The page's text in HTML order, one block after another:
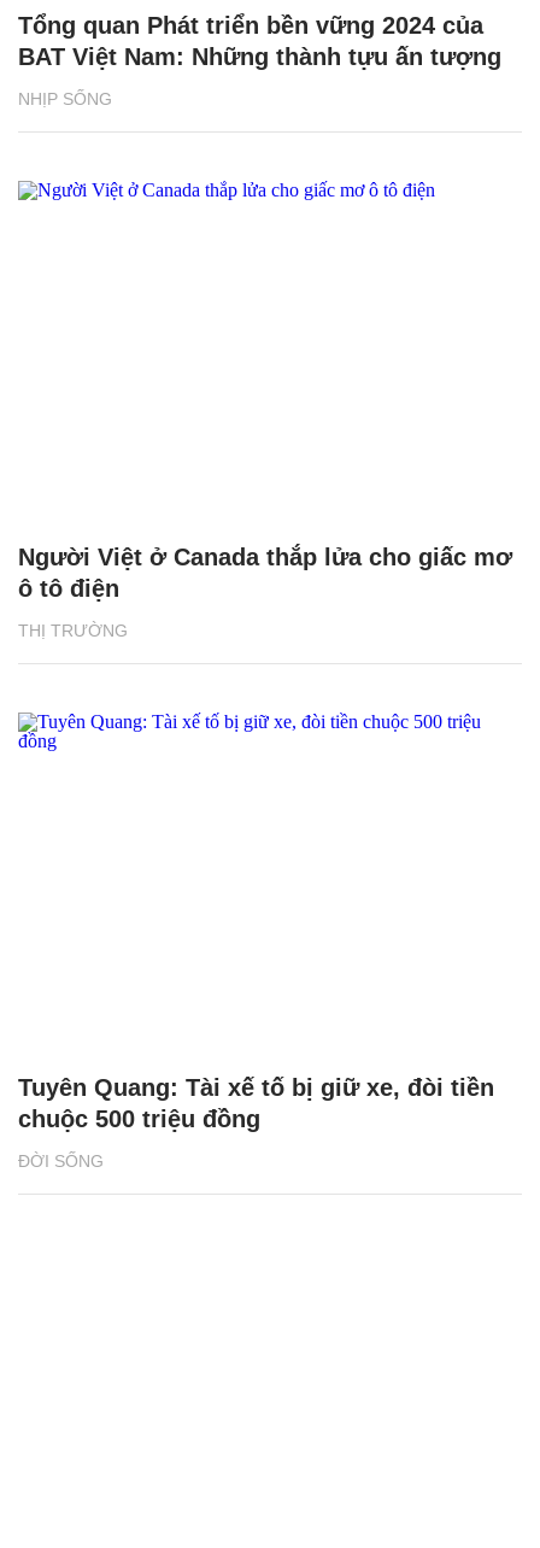
NHỊP SỐNG
Tổng quan Phát triển bền vững 2024 của
BAT Việt Nam: Những thành tựu ấn tượng
THỊ TRƯỜNG
Người Việt ở Canada thắp lửa cho giấc mơ
ô tô điện
ĐỜI SỐNG
Tuyên Quang: Tài xế tố bị giữ xe, đòi tiền
chuộc 500 triệu đồng